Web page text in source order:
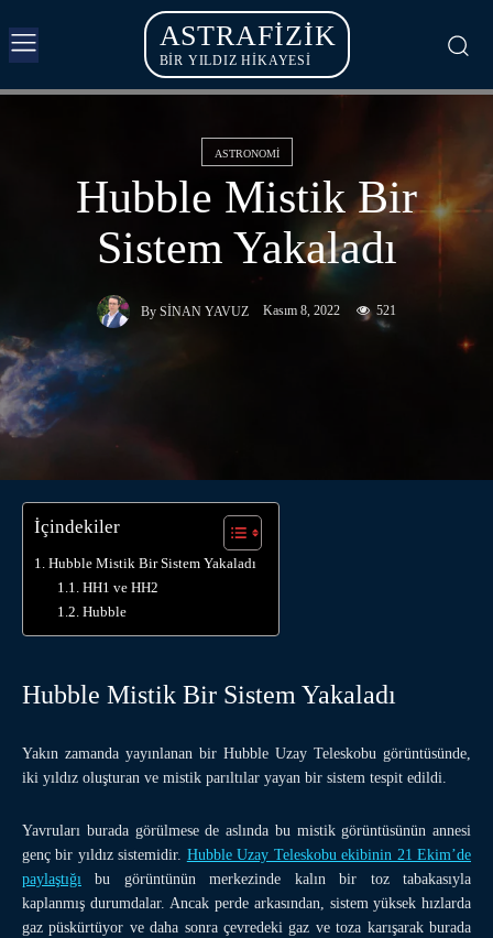
ASTRAFIZIK
BİR YILDIZ HİKAYESİ
ASTRONOMI
Hubble Mistik Bir
Sistem Yakaladı
By SINAN YAVUZ Kasım 8, 2022 521
İçindekiler
Hubble Mistik Bir Sistem Yakaladı
HH1 ve HH2
Hubble
Hubble Mistik Bir Sistem Yakaladı
Yakın zamanda yayınlanan bir Hubble Uzay Teleskobu görüntüsünde,
iki yıldız oluşturan ve mistik parıltılar yayan bir sistem tespit edildi.
Yavruları burada görülmese de aslında bu mistik görüntüsünün annesi
genç bir yıldız sistemidir. Hubble Uzay Teleskobu ekibinin 21 Ekim’de
paylaştığı bu görüntünün merkezinde kalın bir toz tabakasıyla
kaplanmış durumdalar. Ancak perde arkasından, sistem yüksek hızlarda
gaz püskürtüyor ve daha sonra çevredeki gaz ve toza karışarak burada